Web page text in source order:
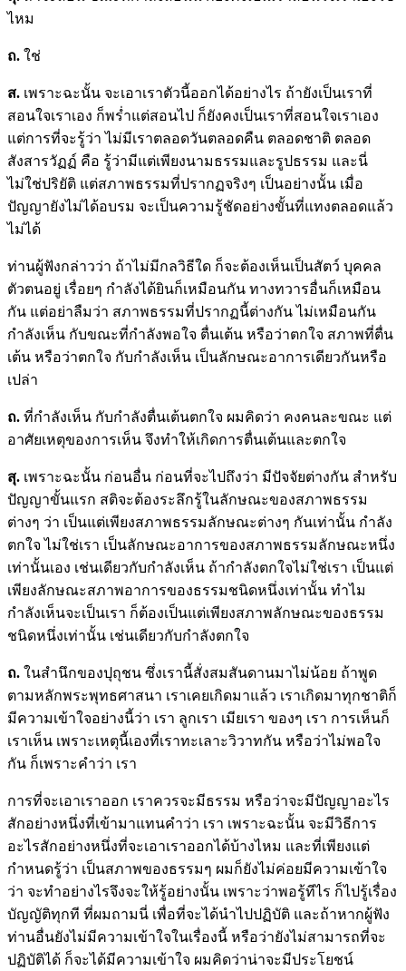
ไหม
ถ. ใช่
ส. เพราะฉะนั้น จะเอาเราตัวนี้ออกได้อย่างไร ถ้ายังเป็นเราที่
สอนใจเราเอง ก็พร่ำแต่สอนไป ก็ยังคงเป็นเราที่สอนใจเราเอง
แต่การที่จะรู้ว่า ไม่มีเราตลอดวันตลอดคืน ตลอดชาติ ตลอด
สังสารวัฏฏ์ คือ รู้ว่ามีแต่เพียงนามธรรมและรูปธรรม และนี่
ไม่ใช่ปริยัติ แต่สภาพธรรมที่ปรากฏจริงๆ เป็นอย่างนั้น เมื่อ
ปัญญายังไม่ได้อบรม จะเป็นความรู้ชัดอย่างขั้นที่แทงตลอดแล้ว
ไม่ได้
ท่านผู้ฟังกล่าวว่า ถ้าไม่มีกลวิธีใด ก็จะต้องเห็นเป็นสัตว์ บุคคล
ตัวตนอยู่ เรื่อยๆ กำลังได้ยินก็เหมือนกัน ทางทวารอื่นก็เหมือน
กัน แต่อย่าลืมว่า สภาพธรรมที่ปรากฏนี้ต่างกัน ไม่เหมือนกัน
กำลังเห็น กับขณะที่กำลังพอใจ ตื่นเต้น หรือว่าตกใจ สภาพที่ตื่น
เต้น หรือว่าตกใจ กับกำลังเห็น เป็นลักษณะอาการเดียวกันหรือ
เปล่า
ถ. ที่กำลังเห็น กับกำลังตื่นเต้นตกใจ ผมคิดว่า คงคนละขณะ แต่
อาศัยเหตุของการเห็น จึงทำให้เกิดการตื่นเต้นและตกใจ
สุ. เพราะฉะนั้น ก่อนอื่น ก่อนที่จะไปถึงว่า มีปัจจัยต่างกัน สำหรับ
ปัญญาขั้นแรก สติจะต้องระลึกรู้ในลักษณะของสภาพธรรม
ต่างๆ ว่า เป็นแต่เพียงสภาพธรรมลักษณะต่างๆ กันเท่านั้น กำลัง
ตกใจ ไม่ใช่เรา เป็นลักษณะอาการของสภาพธรรมลักษณะหนึ่ง
เท่านั้นเอง เช่นเดียวกับกำลังเห็น ถ้ากำลังตกใจไม่ใช่เรา เป็นแต่
เพียงลักษณะสภาพอาการของธรรมชนิดหนึ่งเท่านั้น ทำไม
กำลังเห็นจะเป็นเรา ก็ต้องเป็นแต่เพียงสภาพลักษณะของธรรม
ชนิดหนึ่งเท่านั้น เช่นเดียวกับกำลังตกใจ
ถ. ในสำนึกของปุถุชน ซึ่งเรานี้สั่งสมสันดานมาไม่น้อย ถ้าพูด
ตามหลักพระพุทธศาสนา เราเคยเกิดมาแล้ว เราเกิดมาทุกชาติก็
มีความเข้าใจอย่างนี้ว่า เรา ลูกเรา เมียเรา ของๆ เรา การเห็นก็
เราเห็น เพราะเหตุนี้เองที่เราทะเลาะวิวาทกัน หรือว่าไม่พอใจ
กัน ก็เพราะคำว่า เรา
การที่จะเอาเราออก เราควรจะมีธรรม หรือว่าจะมีปัญญาอะไร
สักอย่างหนึ่งที่เข้ามาแทนคำว่า เรา เพราะฉะนั้น จะมีวิธีการ
อะไรสักอย่างหนึ่งที่จะเอาเราออกได้บ้างไหม และที่เพียงแต่
กำหนดรู้ว่า เป็นสภาพของธรรมๆ ผมก็ยังไม่ค่อยมีความเข้าใจ
ว่า จะทำอย่างไรจึงจะให้รู้อย่างนั้น เพราะว่าพอรู้ทีไร ก็ไปรู้เรื่อง
บัญญัติทุกที ที่ผมถามนี่ เพื่อที่จะได้นำไปปฏิบัติ และถ้าหากผู้ฟัง
ท่านอื่นยังไม่มีความเข้าใจในเรื่องนี้ หรือว่ายังไม่สามารถที่จะ
ปฏิบัติได้ ก็จะได้มีความเข้าใจ ผมคิดว่าน่าจะมีประโยชน์